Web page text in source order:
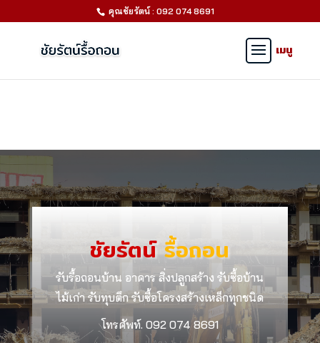
คุณชัยรัตน์ : 092 074 8691
ชัยรัตน์รื้อถอน
รับรื้อถอนบ้าน อาคาร สิ่งปลูกสร้าง รับซื้อบ้าน
ไม้เก่า รับทุบตึก รับซื้อโครงสร้างเหล็กทุกชนิด
โทรศัพท์. 092 074 8691